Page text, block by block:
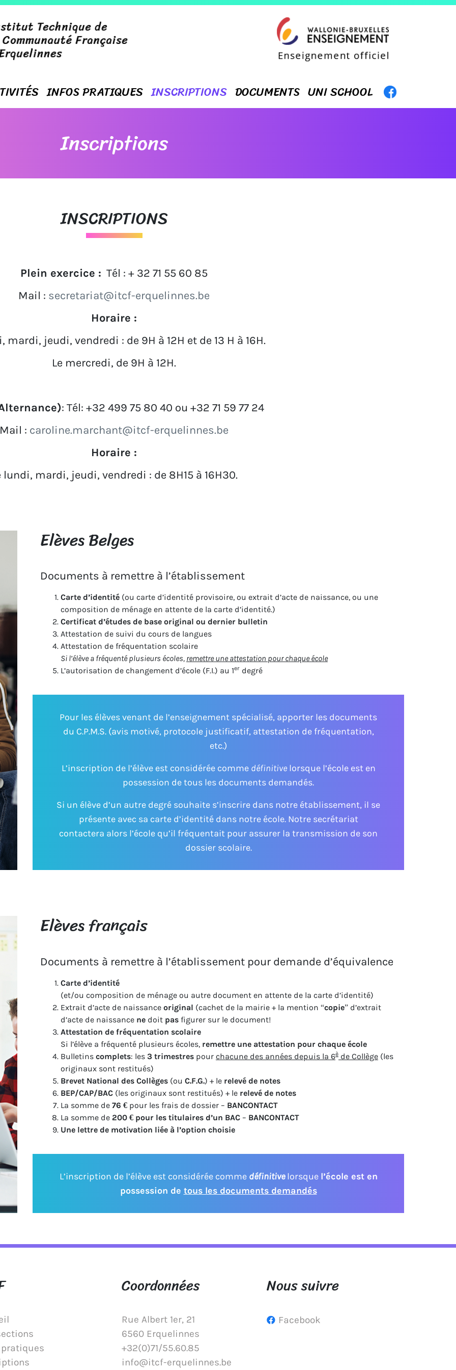
INFOS PRATIQUES INSCRIPTIONS DOCUMENTS UNI SCHOOL
Inscriptions
INSCRIPTIONS
Plein exercice : Tél : + 32 71 55 60 85
Mail : secretariat@itcf-erquelinnes.be
Horaire :
mardi, jeudi, vendredi : de 9H à 12H et de 13 H à 16H.
Le mercredi, de 9H à 12H.
: Tél: +32 499 75 80 40 ou +32 71 59 77 24
Mail : caroline.marchant@itcf-erquelinnes.be
Horaire :
lundi, mardi, jeudi, vendredi : de 8H15 à 16H30.
Elèves Belges
Documents à remettre à l’établissement
Carte d’identité (ou carte d’identité provisoire, ou extrait d’acte de naissance, ou une
composition de ménage en attente de la carte d’identité.)
Certificat d’études de base original ou dernier bulletin
Attestation de suivi du cours de langues
Attestation de fréquentation scolaire
Si l’élève a fréquenté plusieurs écoles, remettre une attestation pour chaque école
L’autorisation de changement d’école (F.I.) au 1er degré
Pour les élèves venant de l’enseignement spécialisé, apporter les documents
du C.P.M.S. (avis motivé, protocole justificatif, attestation de fréquentation,
etc.)
L’inscription de l’élève est considérée comme définitivelorsque l’école est en
possession de tous les documents demandés.
Si un élève d’un autre degré souhaite s’inscrire dans notre établissement, il se
présente avec sa carte d’identité dans notre école. Notre secrétariat
contactera alors l’école qu’il fréquentait pour assurer la transmission de son
dossier scolaire.
Elèves français
Documents à remettre à l’établissement pour demande d’équivalence
Carte d’identité
(et/ou composition de ménage ou autre document en attente de la carte d’identité)
Extrait d’acte de naissance original (cachet de la mairie + la mention “copie” d’extrait
d’acte de naissance ne doit pas figurer sur le document!
Attestation de fréquentation scolaire
Si l’élève a fréquenté plusieurs écoles, remettre une attestation pour chaque école
Bulletins complets: les 3 trimestres pour chacune des années depuis la 6è de Collège (les
originaux sont restitués)
Brevet National des Collèges (ou C.F.G.) + le relevé de notes
BEP/CAP/BAC (les originaux sont restitués) + le relevé de notes
La somme de 76 € pour les frais de dossier – BANCONTACT
La somme de 200 € pour les titulaires d’un BAC – BANCONTACT
Une lettre de motivation liée à l’option choisie
L’inscription de l’élève est considérée comme définitivelorsque l’école est en
possession de tous les documents demandés
Coordonnées
Rue Albert 1er, 21
6560 Erquelinnes
+32(0)71/55.60.85
info@itcf-erquelinnes.be
Nous suivre
Facebook